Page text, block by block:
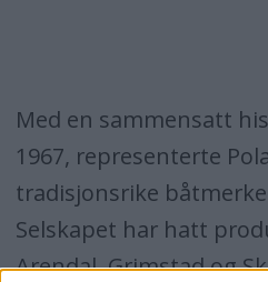
Med en sammensatt
1967, representerte
tradisjonsrike
Selskapet har hatt
Arendal, Grimstad og